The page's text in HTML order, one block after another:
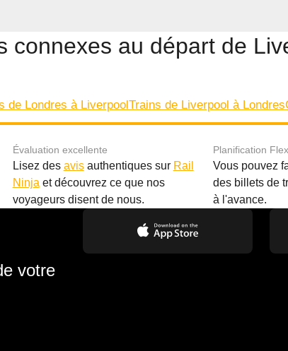
connexes au départ de
de Londres à LiverpoolTrains de Liverpool à Londres
Évaluation excellente
Lisez des avisauthentiques sur Rail
Ninja et découvrez ce que nos
voyageurs disent de nous.
Planification
Vous pouvez
des billets de
à l'avance.
votre